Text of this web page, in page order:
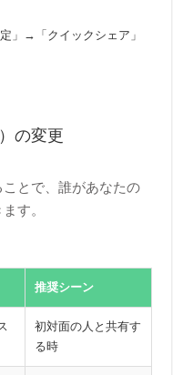
」→「クイックシェア」
の変更
とで、誰があなたの
す。
推奨シーン
初対面の人と共有す
る時